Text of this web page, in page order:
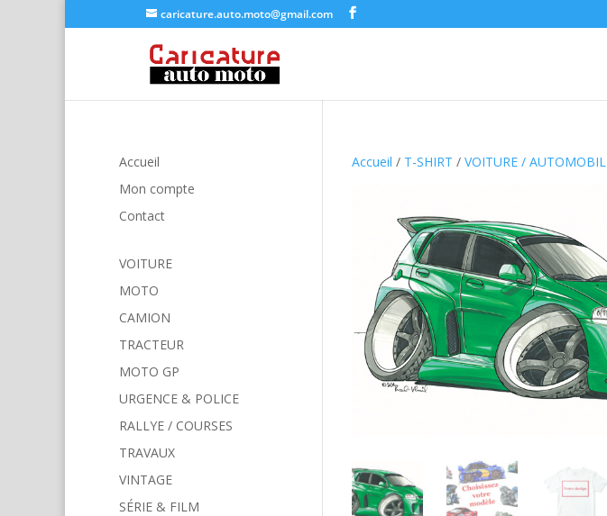
caricature.auto.moto@gmail.com
Accueil / T-SHIRT / VOITURE /
Accueil
Mon compte
Contact
VOITURE
MOTO
CAMION
TRACTEUR
MOTO GP
URGENCE & POLICE
RALLYE / COURSES
TRAVAUX
VINTAGE
SÉRIE & FILM